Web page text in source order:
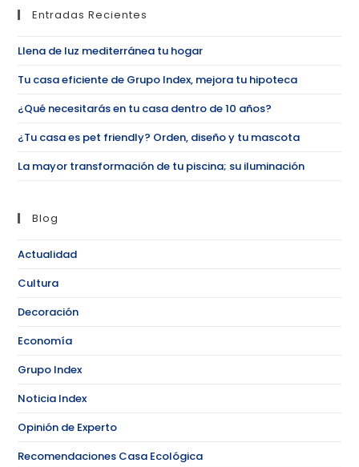
Entradas Recientes
Llena de luz mediterránea tu hogar
Tu casa eficiente de Grupo Index, mejora tu hipoteca
¿Qué necesitarás en tu casa dentro de 10 años?
¿Tu casa es pet friendly? Orden, diseño y tu mascota
La mayor transformación de tu piscina; su iluminación
Blog
Actualidad
Cultura
Decoración
Economía
Grupo Index
Noticia Index
Opinión de Experto
Recomendaciones Casa Ecológica